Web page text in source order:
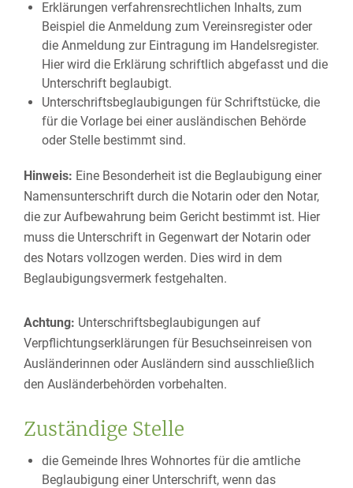
Erklärungen verfahrensrechtlichen Inhalts, zum
Beispiel die Anmeldung zum Vereinsregister oder
die Anmeldung zur Eintragung im Handelsregister.
Hier wird die Erklärung schriftlich abgefasst und die
Unterschrift beglaubigt.
Unterschriftsbeglaubigungen für Schriftstücke, die
für die Vorlage bei einer ausländischen Behörde
oder Stelle bestimmt sind.
Hinweis: Eine Besonderheit ist die Beglaubigung einer
Namensunterschrift durch die Notarin oder den Notar,
die zur Aufbewahrung beim Gericht bestimmt ist. Hier
muss die Unterschrift in Gegenwart der Notarin oder
des Notars vollzogen werden. Dies wird in dem
Beglaubigungsvermerk festgehalten.
Achtung: Unterschriftsbeglaubigungen auf
Verpflichtungserklärungen für Besuchseinreisen von
Ausländerinnen oder Ausländern sind ausschließlich
den Ausländerbehörden vorbehalten.
Zuständige Stelle
die Gemeinde Ihres Wohnortes für die amtliche
Beglaubigung einer Unterschrift, wenn das